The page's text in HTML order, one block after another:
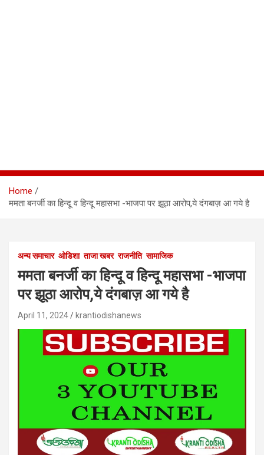
Home
ममता बनर्जी का हिन्दू व हिन्दू महासभा -भाजपा पर झूठा आरोप,ये दंगबाज़ आ गये है
अन्य समाचार ओडिशा ताजा खबर राजनीति सामाजिक
ममता बनर्जी का हिन्दू व हिन्दू महासभा -भाजपा
पर झूठा आरोप,ये दंगबाज़ आ गये है
April 11, 2024 krantiodishanews